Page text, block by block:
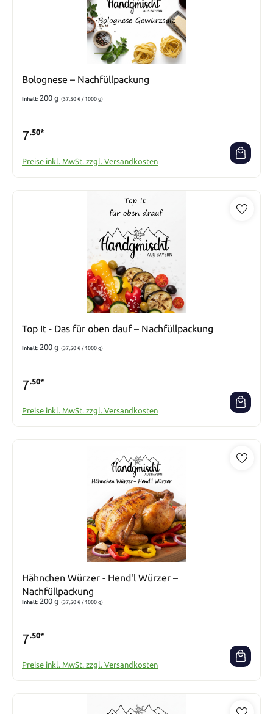
Bolognese – Nachfüllpackung
Inhalt: 200 g (37,50 € / 1000 g)
7.50*
Preise inkl. MwSt. zzgl. Versandkosten
Top It - Das für oben dauf – Nachfüllpackung
Inhalt: 200 g (37,50 € / 1000 g)
7.50*
Preise inkl. MwSt. zzgl. Versandkosten
Hähnchen Würzer - Hend'l Würzer –
Nachfüllpackung
Inhalt: 200 g (37,50 € / 1000 g)
7.50*
Preise inkl. MwSt. zzgl. Versandkosten